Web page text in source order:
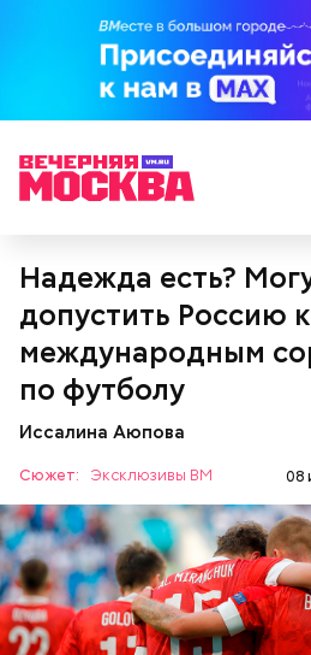
Надежда есть?
допустить Россию к
международным
по футболу
Иссалина Аюпова
Сюжет: Эксклюзивы ВМ 08